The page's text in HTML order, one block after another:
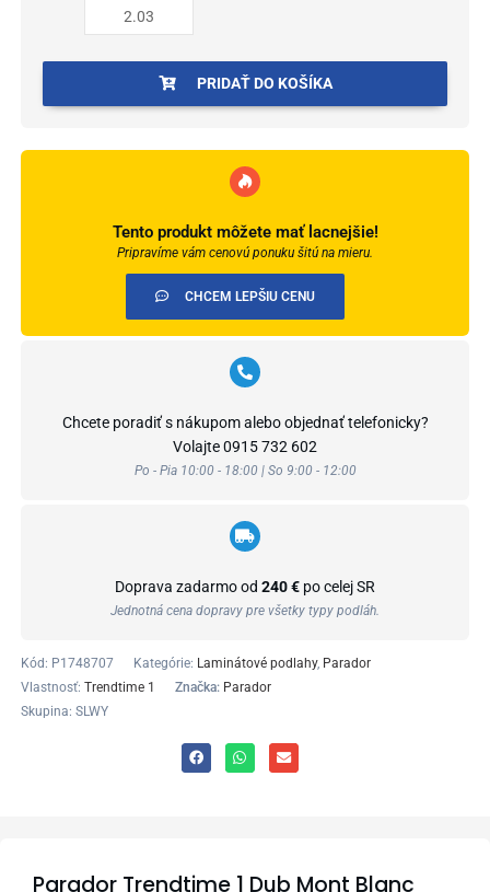
PRIDAŤ DO KOŠÍKA
Tento produkt môžete mať lacnejšie!
Pripravíme vám cenovú ponuku šitú na mieru.
CHCEM LEPŠIU CENU
Chcete poradiť s nákupom alebo objednať telefonicky?
Volajte0915 732 602
Po - Pia 10:00 - 18:00 | So 9:00 - 12:00
Doprava zadarmo od 240 € po celej SR
Jednotná cena dopravy pre všetky typy podláh.
Kód: P1748707 Kategórie: Laminátové podlahy, Parador
Vlastnosť: Trendtime 1 Značka: Parador
Skupina: SLWY
Parador Trendtime 1 Dub Mont Blanc